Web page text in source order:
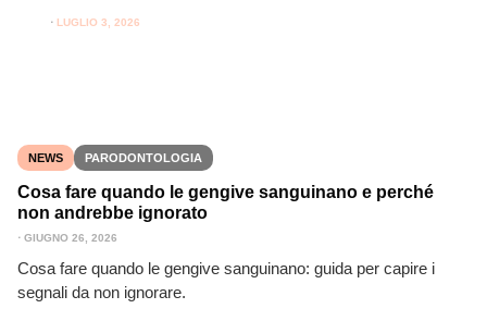
⋅ LUGLIO 3, 2026
NEWS PARODONTOLOGIA
Cosa fare quando le gengive sanguinano e perché
non andrebbe ignorato
⋅ GIUGNO 26, 2026
Cosa fare quando le gengive sanguinano: guida per capire i
segnali da non ignorare.